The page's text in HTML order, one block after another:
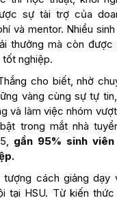
sự tài trợ của
và mentor. Nhiều
thưởng mà còn được
nghiệp.
cho biết, nhờ
vàng cùng sự tự
và làm việc nhóm
trong mắt nhà
gần 95% sinh
tượng cách giảng dạy
tại HSU. Từ kiến thức